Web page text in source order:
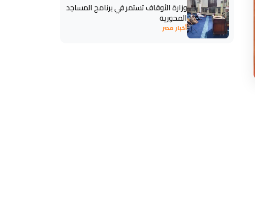
وزارة الأوقاف تستمر في برنامج المساجد
المحورية
أخبار مصر